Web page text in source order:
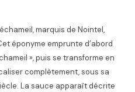
, marquis de Nointel,
éponyme emprunte d’abord
», puis se transforme en
complètement, sous sa
La sauce apparaît décrite